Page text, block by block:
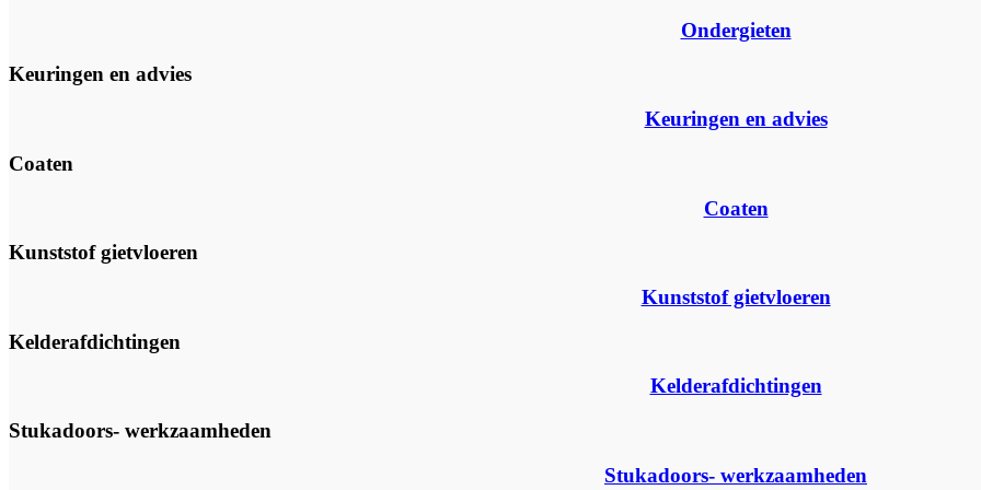
Ondergieten
Keuringen en advies
Keuringen en advies
Coaten
Coaten
Kunststof gietvloeren
Kunststof gietvloeren
Kelderafdichtingen
Kelderafdichtingen
Stukadoors- werkzaamheden
Stukadoors- werkzaamheden